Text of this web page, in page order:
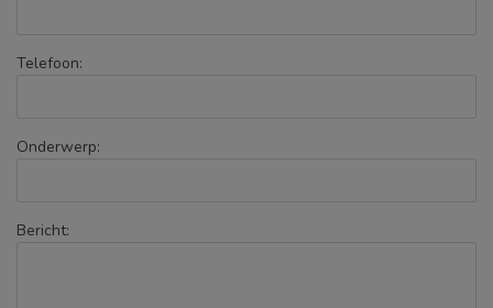
Telefoon:
Onderwerp:
Bericht: